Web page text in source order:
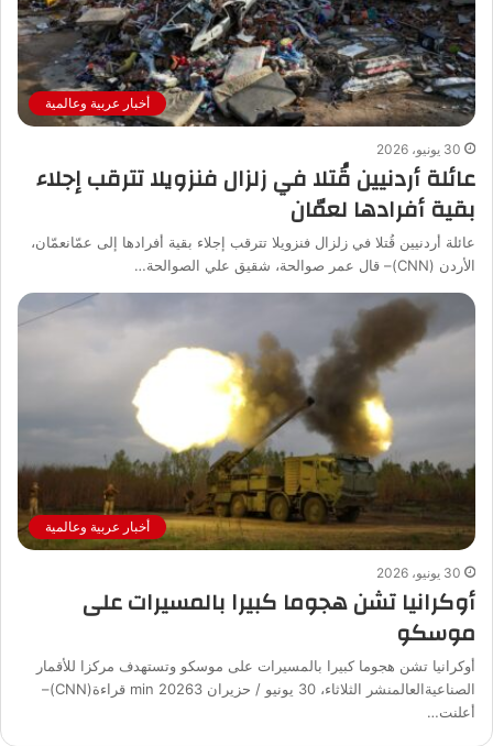
أخبار عربية وعالمية
30 يونيو، 2026
عائلة أردنيين قُتلا في زلزال فنزويلا تترقب إجلاء
بقية أفرادها لعمّان
عائلة أردنيين قُتلا في زلزال فنزويلا تترقب إجلاء بقية أفرادها إلى عمّانعمّان،
الأردن (CNN)– قال عمر صوالحة، شقيق علي الصوالحة…
أخبار عربية وعالمية
30 يونيو، 2026
أوكرانيا تشن هجوما كبيرا بالمسيرات على
موسكو
أوكرانيا تشن هجوما كبيرا بالمسيرات على موسكو وتستهدف مركزا للأقمار
الصناعيةالعالمنشر الثلاثاء، 30 يونيو / حزيران 20263 min قراءة(CNN)–
أعلنت…